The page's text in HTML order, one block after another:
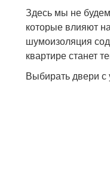
Здесь мы не
которые влияют
шумоизоляция
квартире станет
Выбирать двери